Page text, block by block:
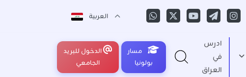
العربية
ادرس
في
العراق
مسار
بولونيا
الدخول للبريد
الجامعي